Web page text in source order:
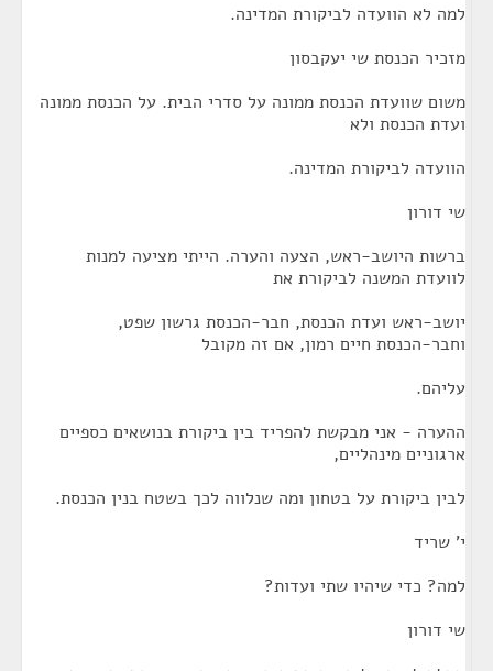
למה לא הוועדה לביקורת המדינה.
מזכיר הכנסת שי יעקבסון
משום שוועדת הכנסת ממונה על סדרי הבית. על הכנסת ממונה
ועדת הכנסת ולא
הוועדה לביקורת המדינה.
שי דורון
ברשות היושב-ראש, הצעה והערה. הייתי מציעה למנות
לוועדת המשנה לביקורת את
יושב-ראש ועדת הכנסת, חבר-הכנסת גרשון שפט,
וחבר-הכנסת חיים רמון, אם זה מקובל
עליהם.
ההערה - אני מבקשת להפריד בין ביקורת בנושאים כספיים
ארגוניים מינהליים,
לבין ביקורת על בטחון ומה שנלווה לכך בשטח בנין הכנסת.
י' שריד
למה? כדי שיהיו שתי ועדות?
שי דורון